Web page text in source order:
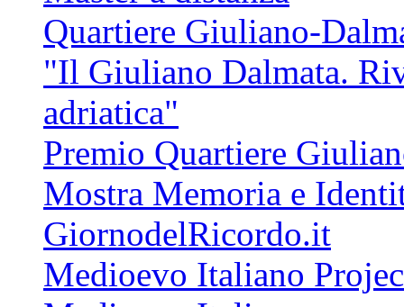
Quartiere Giuliano-
"Il Giuliano Dalmata.
adriatica"
Premio Quartiere
Mostra Memoria e
GiornodelRicordo.it
Medioevo Italiano